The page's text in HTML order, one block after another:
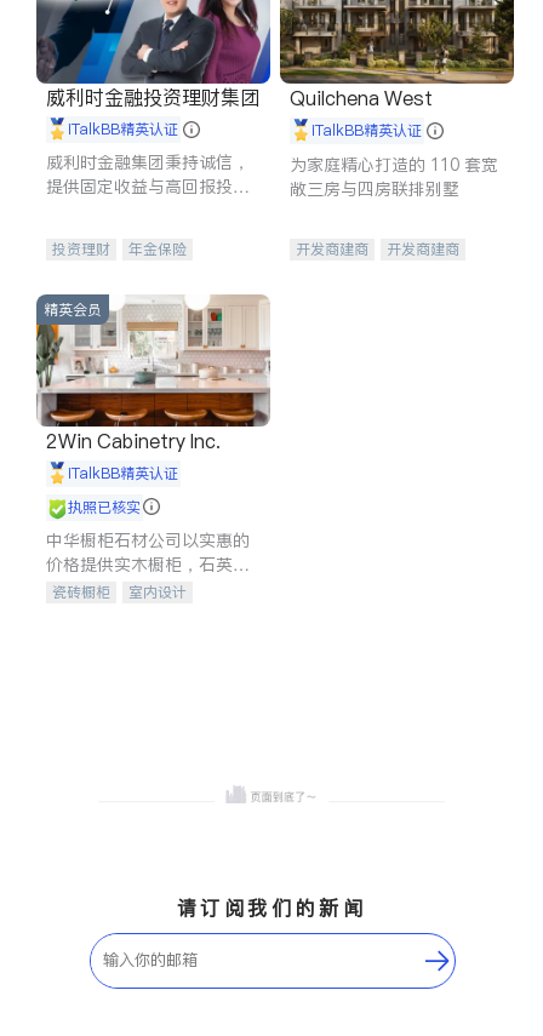
威利时金融投资理财集团
iTalkBB精英认证
威利时金融集团秉持诚信，
提供固定收益与高回报投资
合，助力客户实现目标
投资理财
年金保险
投资理财
医疗保险
养老保险
员工保险
长期护理医疗保险
伤残保险
个人保险
Quilchena West
iTalkBB精英认证
为家庭精心打造的 110 套宽
敞三房与四房联排别墅
开发商建商
开发商建商
精英会员
2Win Cabinetry Inc.
iTalkBB精英认证
执照已核实
中华橱柜石材公司以实惠的
价格提供实木橱柜，石英石
台面，多种优质不锈钢水
瓷砖橱柜
室内设计
请订阅我们的新闻